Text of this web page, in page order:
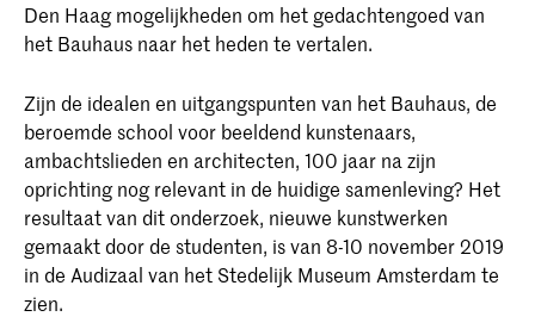
Den Haag mogelijkheden om het gedachtengoed van
het Bauhaus naar het heden te vertalen.
Zijn de idealen en uitgangspunten van het Bauhaus, de
beroemde school voor beeldend kunstenaars,
ambachtslieden en architecten, 100 jaar na zijn
oprichting nog relevant in de huidige samenleving? Het
resultaat van dit onderzoek, nieuwe kunstwerken
gemaakt door de studenten, is van 8-10 november 2019
in de Audizaal van het Stedelijk Museum Amsterdam te
zien.